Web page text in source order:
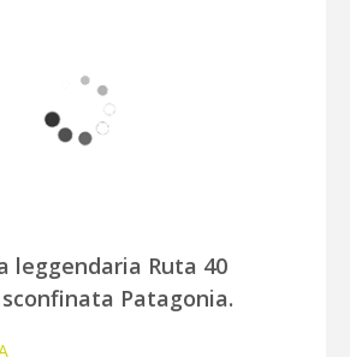
leggendaria Ruta 40
Patagonia.